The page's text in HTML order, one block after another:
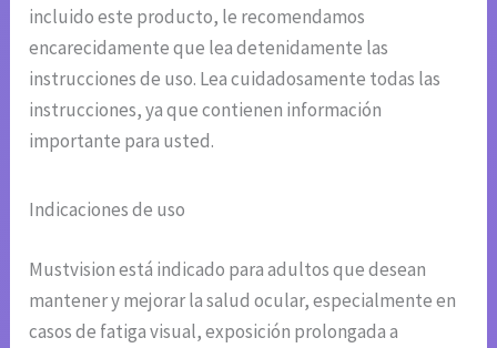
incluido este producto, le recomendamos
encarecidamente que lea detenidamente las
instrucciones de uso. Lea cuidadosamente todas las
instrucciones, ya que contienen información
importante para usted.
Indicaciones de uso
Mustvision está indicado para adultos que desean
mantener y mejorar la salud ocular, especialmente en
casos de fatiga visual, exposición prolongada a